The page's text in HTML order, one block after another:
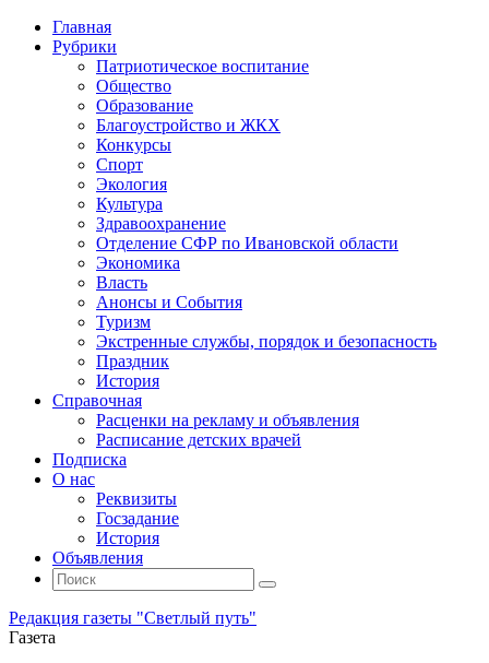
Главная
Рубрики
Патриотическое воспитание
Общество
Образование
Благоустройство и ЖКХ
Конкурсы
Спорт
Экология
Культура
Здравоохранение
Отделение СФР по Ивановской области
Экономика
Власть
Анонсы и События
Туризм
Экстренные службы, порядок и безопасность
Праздник
История
Справочная
Расценки на рекламу и объявления
Расписание детских врачей
Подписка
О нас
Реквизиты
Госзадание
История
Объявления
Поиск
Искать:
Поиск
Редакция газеты "Светлый путь"
Газета